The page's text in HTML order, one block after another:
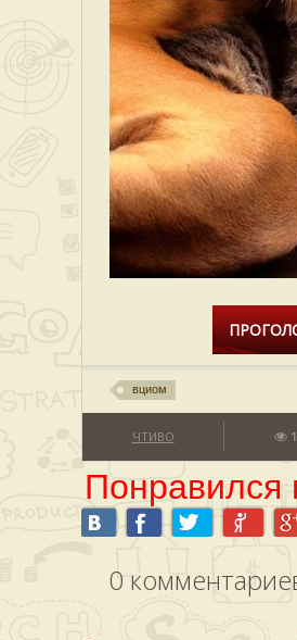
вциом
ЧТИВО
Понравился
0